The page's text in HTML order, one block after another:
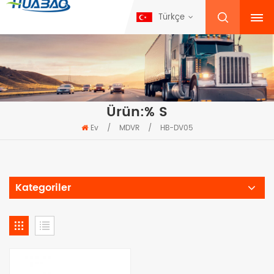
Türkçe
Ürün:% S
Ev / MDVR / HB-DV05
Kategoriler